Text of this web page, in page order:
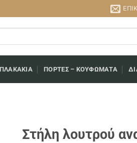
ΠΌΡΤΕΣ – ΚΟΥΦΏΜΑΤΑ
Στήλη λουτρού